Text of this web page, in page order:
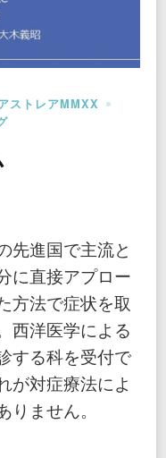
ストレアMMXX
先進国で主流と
に直接アプロー
方法で症状を取
西洋医学による
する科を受付で
が対症療法によ
ません。